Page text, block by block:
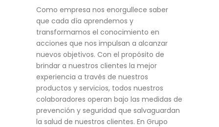
Como empresa nos enorgullece saber
que cada día aprendemos y
transformamos el conocimiento en
acciones que nos impulsan a alcanzar
nuevos objetivos. Con el propósito de
brindar a nuestros clientes la mejor
experiencia a través de nuestros
productos y servicios, todos nuestros
colaboradores operan bajo las medidas de
prevención y seguridad que salvaguardan
la salud de nuestros clientes. En Grupo